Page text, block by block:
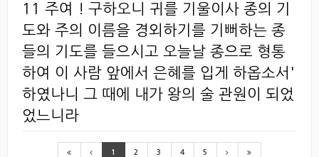
11 주여 ! 구하오니 귀를 기울이사 종의 기
도와 주의 이름을 경외하기를 기뻐하는 종
들의 기도를 들으시고 오늘날 종으로 형통
하여 이 사람 앞에서 은혜를 입게 하옵소서'
하였나니 그 때에 내가 왕의 술 관원이 되었
었느니라
1 2 3 4 5